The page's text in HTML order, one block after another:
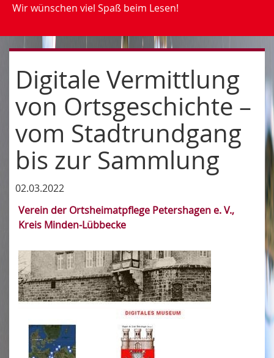
Wir wünschen viel Spaß beim Lesen!
Digitale Vermittlung
von Ortsgeschichte –
vom Stadtrundgang
bis zur Sammlung
02.03.2022
Verein der Ortsheimatpflege Petershagen e. V.,
Kreis Minden-Lübbecke